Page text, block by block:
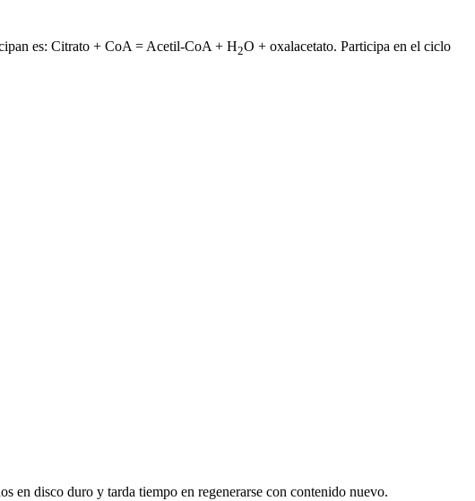
es: Citrato + CoA = Acetil-CoA + H2O + oxalacetato. Participa en el ciclo
en disco duro y tarda tiempo en regenerarse con contenido nuevo.